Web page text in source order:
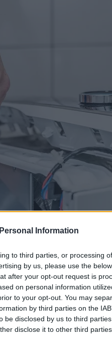
Information
to third parties, or processing
by us, please use the
after your opt-out request is
on personal information
to your opt-out. You may
by third parties on the
be disclosed by us to third
disclose it to other third parties.